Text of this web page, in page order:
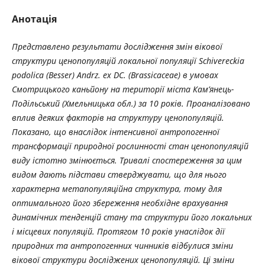
Анотація
Представлено результати дослідження змін вікової
структури ценопопуляцій локальної популяції Schivereckia
podoliсa (Besser) Andrz. ex DC. (Brassicaceae) в умовах
Смотрицького каньйону на території міста Кам’янець-
Подільський (Хмельницька обл.) за 10 років. Проаналізовано
вплив деяких факторів на структуру ценопопуляцій.
Показано, що внаслідок інтенсивної антропогенної
трансформації природної рослинності стан ценопопуляцій
виду істотно змінюється. Тривалі спостереження за цим
видом дають підстави стверджувати, що для нього
характерна метапопуляційна структура, тому для
оптимального його збереження необхідне врахування
динамічних тенденцій стану та структури його локальних
і місцевих популяцій. Протягом 10 років унаслідок дії
природних та антропогенних чинників відбулися зміни
вікової структури досліджених ценопопуляцій. Ці зміни